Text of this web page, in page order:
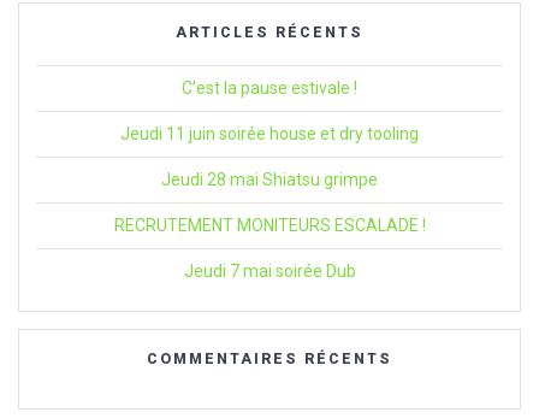
ARTICLES RÉCENTS
C’est la pause estivale !
Jeudi 11 juin soirée house et dry tooling
Jeudi 28 mai Shiatsu grimpe
RECRUTEMENT MONITEURS ESCALADE !
Jeudi 7 mai soirée Dub
COMMENTAIRES RÉCENTS